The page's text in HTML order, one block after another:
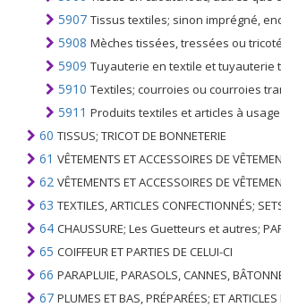
5907 Tissus textiles; sinon imprégné, enduit ou recouvert; toile peinte étant un décor
5908 Mèches tissées, tressées ou tricotées; pour lampes, cuisinières, briquets, bougies ou similaires; manchons à incandescence et
5909 Tuyauterie en textile et tuyauterie textile similaire; avec ou sans doublure,
5910 Textiles; courroies ou courroies transporteuses ou transporteuses, en matières textiles, même imprégnées, enduites, recouvertes ou stratifiées
5911 Produits textiles et articles à usage technique; spécifié à
60 TISSUS; TRICOT DE BONNETERIE
61 VÊTEMENTS ET ACCESSOIRES DE VÊTEMENTS;
62 VÊTEMENTS ET ACCESSOIRES DE VÊTEMENTS;
63 TEXTILES, ARTICLES CONFECTIONNÉS; SETS; VÊTEMENTS PORTÉS ET
64 CHAUSSURE; Les Guetteurs et autres; PARTIES
65 COIFFEUR ET PARTIES DE CELUI-CI
66 PARAPLUIE, PARASOLS, CANNES, BÂTONNETS, FOUETS, PLANTES DE
67 PLUMES ET BAS, PRÉPARÉES; ET ARTICLES EN PLUME OU EN BAS; FLEURS